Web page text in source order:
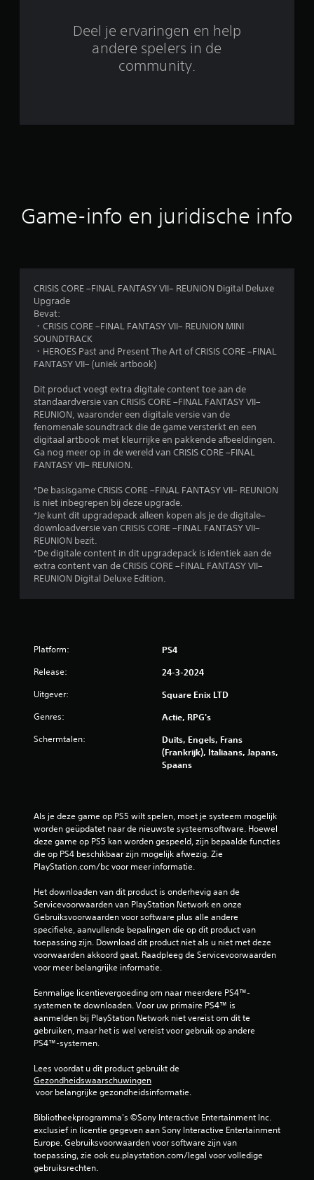
l
n
g
n
Deel je ervaringen en help
andere spelers in de
community.
Game-info en juridische info
CRISIS CORE –FINAL FANTASY VII– REUNION Digital Deluxe
Upgrade
Bevat:
・CRISIS CORE –FINAL FANTASY VII– REUNION MINI
SOUNDTRACK
・HEROES Past and Present The Art of CRISIS CORE –FINAL
FANTASY VII– (uniek artbook)
Dit product voegt extra digitale content toe aan de
standaardversie van CRISIS CORE –FINAL FANTASY VII–
REUNION, waaronder een digitale versie van de
fenomenale soundtrack die de game versterkt en een
digitaal artbook met kleurrijke en pakkende afbeeldingen.
Ga nog meer op in de wereld van CRISIS CORE –FINAL
FANTASY VII– REUNION.
*De basisgame CRISIS CORE –FINAL FANTASY VII– REUNION
is niet inbegrepen bij deze upgrade.
*Je kunt dit upgradepack alleen kopen als je de digitale–
downloadversie van CRISIS CORE –FINAL FANTASY VII–
REUNION bezit.
*De digitale content in dit upgradepack is identiek aan de
extra content van de CRISIS CORE –FINAL FANTASY VII–
REUNION Digital Deluxe Edition.
Platform: PS4
Release: 24-3-2024
Uitgever: Square Enix LTD
Genres: Actie, RPG's
Schermtalen:
Duits, Engels, Frans
(Frankrijk), Italiaans, Japans,
Spaans
Als je deze game op PS5 wilt spelen, moet je systeem mogelijk
worden geüpdatet naar de nieuwste systeemsoftware. Hoewel
deze game op PS5 kan worden gespeeld, zijn bepaalde functies
die op PS4 beschikbaar zijn mogelijk afwezig. Zie
PlayStation.com/bc voor meer informatie.
Het downloaden van dit product is onderhevig aan de
Servicevoorwaarden van PlayStation Network en onze
Gebruiksvoorwaarden voor software plus alle andere
specifieke, aanvullende bepalingen die op dit product van
toepassing zijn. Download dit product niet als u niet met deze
voorwaarden akkoord gaat. Raadpleeg de Servicevoorwaarden
voor meer belangrijke informatie.
Eenmalige licentievergoeding om naar meerdere PS4™-
systemen te downloaden. Voor uw primaire PS4™ is
aanmelden bij PlayStation Network niet vereist om dit te
gebruiken, maar het is wel vereist voor gebruik op andere
PS4™-systemen.
Lees voordat u dit product gebruikt de
Gezondheidswaarschuwingen
voor belangrijke gezondheidsinformatie.
Bibliotheekprogramma's ©Sony Interactive Entertainment Inc.
exclusief in licentie gegeven aan Sony Interactive Entertainment
Europe. Gebruiksvoorwaarden voor software zijn van
toepassing, zie ook eu.playstation.com/legal voor volledige
gebruiksrechten.